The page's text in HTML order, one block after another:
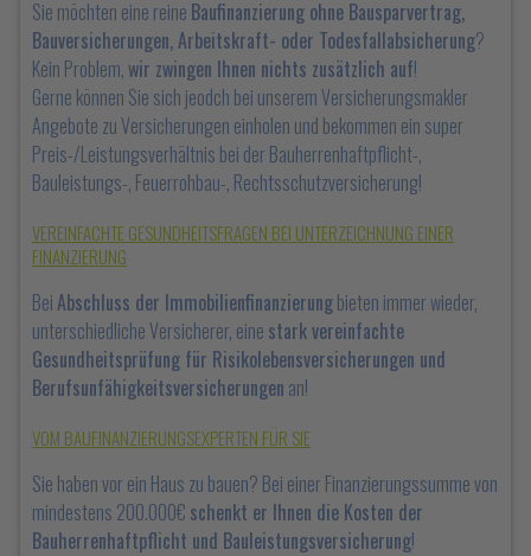
Sie möchten eine reine Baufinanzierung ohne Bausparvertrag,
Bauversicherungen, Arbeitskraft- oder Todesfallabsicherung?
Kein Problem,wir zwingen Ihnen nichts zusätzlich auf!
Gerne können Sie sich jeodch bei unserem Versicherungsmakler
Angebote zu Versicherungen einholen und bekommen ein super
Preis-/Leistungsverhältnis bei der Bauherrenhaftpflicht-,
Bauleistungs-, Feuerrohbau-, Rechtsschutzversicherung!
VEREINFACHTE GESUNDHEITSFRAGEN BEI UNTERZEICHNUNG EINER
FINANZIERUNG
BeiAbschluss der Immobilienfinanzierungbieten immer wieder,
unterschiedliche Versicherer, eine stark vereinfachte
Gesundheitsprüfung für Risikolebensversicherungen und
Berufsunfähigkeitsversicherungen an!
VOM BAUFINANZIERUNGSEXPERTEN FÜR SIE
Sie haben vor ein Haus zu bauen? Bei einer Finanzierungssumme von
mindestens 200.000€ schenkt er Ihnen die Kosten der
Bauherrenhaftpflicht und Bauleistungsversicherung!